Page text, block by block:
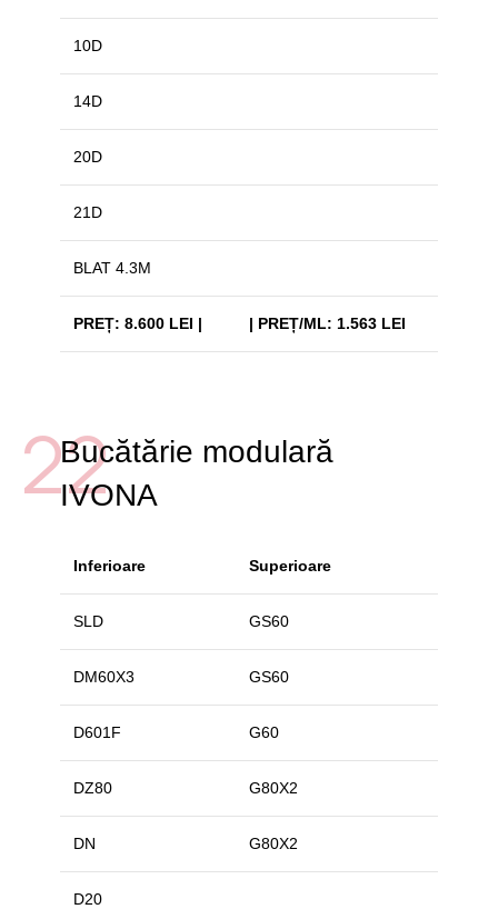
10D
14D
20D
21D
BLAT 4.3M
PREȚ: 8.600 LEI | | PREȚ/ML: 1.563 LEI
22
Bucătărie modulară
IVONA
Inferioare Superioare
SLD GS60
DM60X3 GS60
D601F G60
DZ80 G80X2
DN G80X2
D20